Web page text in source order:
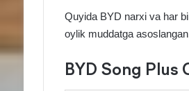
Quyida BYD narxi va har
oylik muddatga
BYD Song Plus